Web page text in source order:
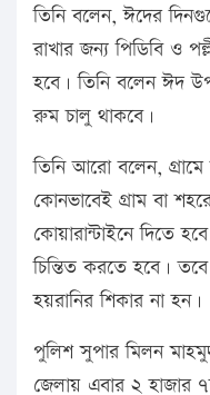
তিনি বলেন, ঈদের
রাখার জন্য পিডিবি ও
হবে। তিনি বলেন ঈদ
রুম চালু থাকবে।
তিনি আরো বলেন,
কোনভাবেই গ্রাম বা
কোয়ারান্টাইনে দিতে
চিন্তিত করতে হবে।
হয়রানির শিকার না হন।
পুলিশ সুপার মিলন
জেলায় এবার ২ হাজার